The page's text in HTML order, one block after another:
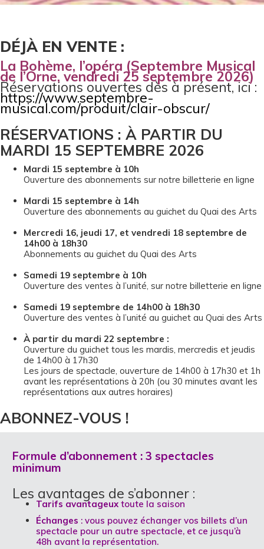
DÉJÀ EN VENTE :
La Bohème, l’opéra (Septembre Musical
de l’Orne, vendredi 25 septembre 2026)
Réservations ouvertes dès à présent, ici :
https://www.septembre-
musical.com/produit/clair-obscur/
RÉSERVATIONS : À PARTIR DU
MARDI 15 SEPTEMBRE 2026
Mardi 15 septembre à 10h
Ouverture des abonnements sur notre billetterie en ligne
Mardi 15 septembre à 14h
Ouverture des abonnements au guichet du Quai des Arts
Mercredi 16, jeudi 17, et vendredi 18 septembre de
14h00 à 18h30
Abonnements au guichet du Quai des Arts
Samedi 19 septembre à 10h
Ouverture des ventes à l’unité, sur notre billetterie en ligne
Samedi 19 septembre de 14h00 à 18h30
Ouverture des ventes à l’unité au guichet au Quai des Arts
À partir du mardi 22 septembre :
Ouverture du guichet tous les mardis, mercredis et jeudis
de 14h00 à 17h30
Les jours de spectacle, ouverture de 14h00 à 17h30 et 1h
avant les représentations à 20h (ou 30 minutes avant les
représentations aux autres horaires)
ABONNEZ-VOUS !
Formule d’abonnement : 3 spectacles
minimum
Les avantages de s’abonner :
Tarifs avantageux toute la saison
Échanges : vous pouvez échanger vos billets d’un
spectacle pour un autre spectacle, et ce jusqu’à
48h avant la représentation.